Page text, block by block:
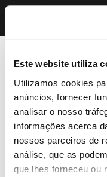
Este website utiliza
Utilizamos cookies
anúncios, fornecer
analisar o nosso
informações acerca
nossos parceiros de
análise, que as
que lhes forneceu ou